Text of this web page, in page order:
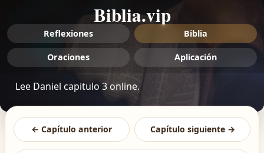
Biblia.vip
Reflexiones Biblia
Oraciones Aplicación
Lee Daniel capitulo 3 online.
← Capítulo anterior Capítulo siguiente →